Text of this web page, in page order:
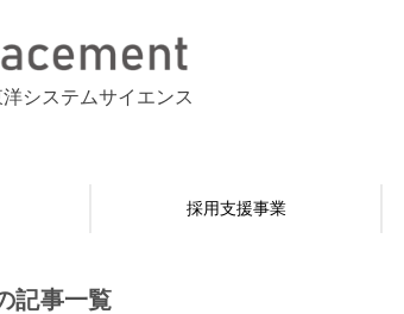
システムサイエンス
採用支援事業
記事一覧